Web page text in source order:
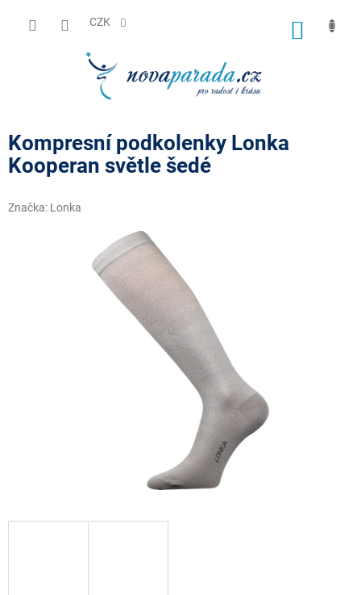
CZK
Kompresní podkolenky Lonka
Kooperan světle šedé
Značka: Lonka